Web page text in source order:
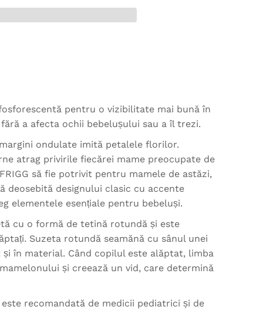
pentru o vizibilitate mai bună în
a afecta ochii bebelușului sau a îl trezi.
margini ondulate imită petalele florilor.
atrag privirile fiecărei mame preocupate de
să fie potrivit pentru mamele de astăzi,
deosebită designului clasic cu accente
elementele esențiale pentru bebeluși.
cu o formă de tetină rotundă și este
Suzeta rotundă seamănă cu sânul unei
în material. Când copilul este alăptat, limba
și creează un vid, care determină
recomandată de medicii pediatrici și de